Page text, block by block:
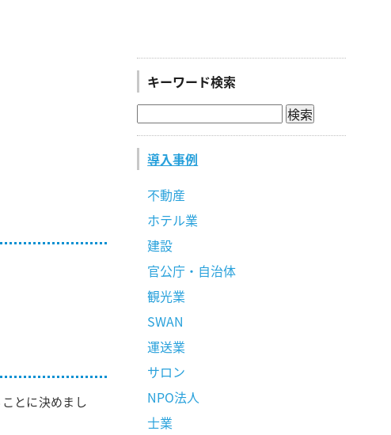
とに決めまし
キーワード検索
導入事例
不動産
ホテル業
建設
官公庁・自治体
観光業
SWAN
運送業
サロン
NPO法人
士業